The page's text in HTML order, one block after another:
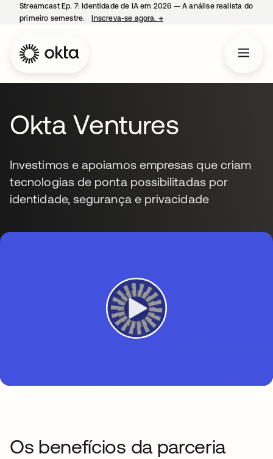
Streamcast Ep. 7: Identidade de IA em 2026 — A análise realista do
primeiro semestre.
Inscreva-se agora. →
Okta Ventures
Investimos e apoiamos empresas que criam
tecnologias de ponta possibilitadas por
identidade, segurança e privacidade
Os benefícios da parceria